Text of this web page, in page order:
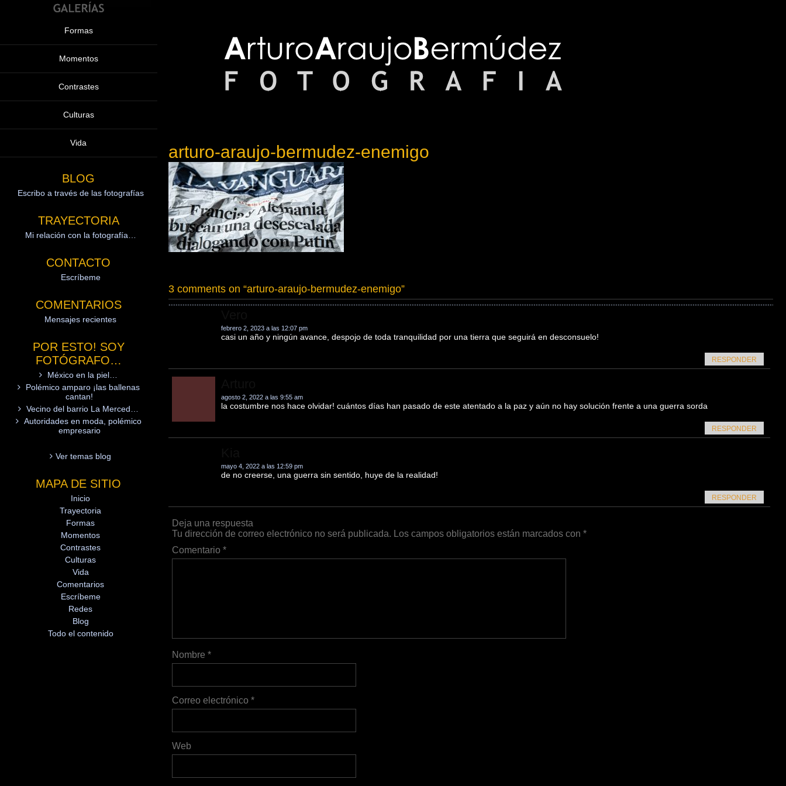
Formas
Momentos
Contrastes
Culturas
Vida
BLOG
Escribo a través de las fotografías
TRAYECTORIA
Mi relación con la fotografía…
CONTACTO
Escríbeme
COMENTARIOS
Mensajes recientes
POR ESTO! SOY
FOTÓGRAFO…
México en la piel…
Polémico amparo ¡las ballenas
cantan!
Vecino del barrio La Merced…
Autoridades en moda, polémico
empresario
Ver temas blog
MAPA DE SITIO
Inicio
Trayectoria
Formas
Momentos
Contrastes
Culturas
Vida
Comentarios
Escríbeme
Redes
Blog
Todo el contenido
arturo-araujo-bermudez-enemigo
3 comments on “arturo-araujo-bermudez-enemigo”
febrero 2, 2023 a las 12:07 pm
casi un año y ningún avance, despojo de toda tranquilidad por una tierra que seguirá en desconsuelo!
RESPONDER
agosto 2, 2022 a las 9:55 am
la costumbre nos hace olvidar! cuántos días han pasado de este atentado a la paz y aún no hay solución frente a una guerra sorda
RESPONDER
mayo 4, 2022 a las 12:59 pm
de no creerse, una guerra sin sentido, huye de la realidad!
RESPONDER
Deja una respuesta
Tu dirección de correo electrónico no será publicada. Los campos obligatorios están marcados con*
Comentario*
Nombre*
Correo electrónico*
Web